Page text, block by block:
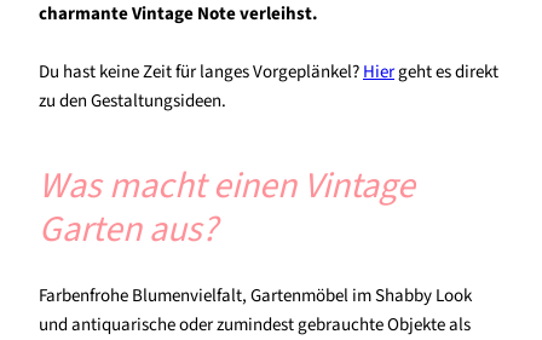
charmante Vintage Note verleihst.
Du hast keine Zeit für langes Vorgeplänkel?Hiergeht es direkt
zu den Gestaltungsideen.
Was macht einen Vintage
Garten aus?
Farbenfrohe Blumenvielfalt, Gartenmöbel im Shabby Look
und antiquarische oder zumindest gebrauchte Objekte als